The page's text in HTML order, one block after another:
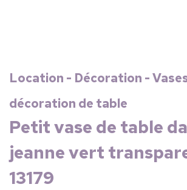
Location - Décoration -
décoration de table
Petit vase de table
jeanne vert
13179